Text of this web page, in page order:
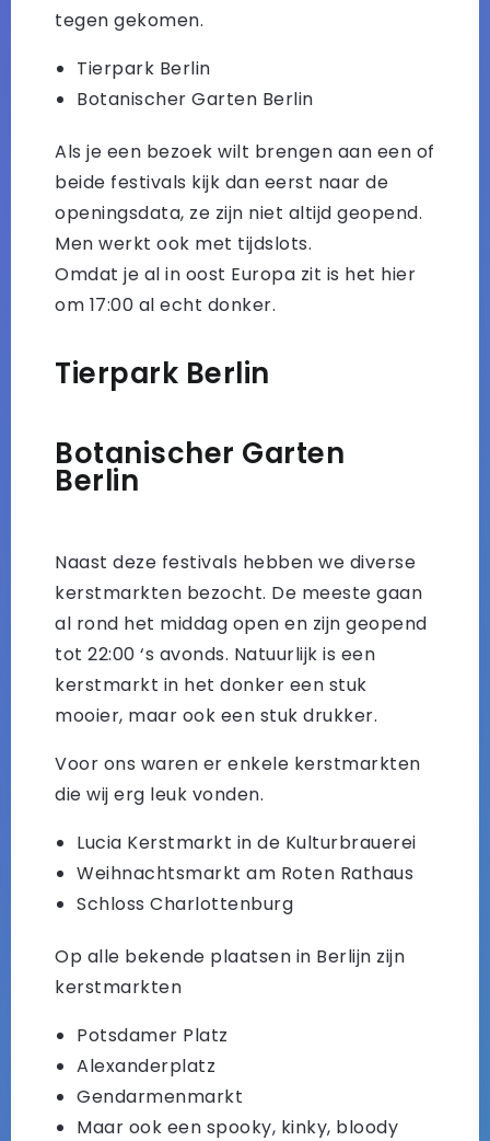
tegen gekomen.
Tierpark Berlin
Botanischer Garten Berlin
Als je een bezoek wilt brengen aan een of
beide festivals kijk dan eerst naar de
openingsdata, ze zijn niet altijd geopend.
Men werkt ook met tijdslots.
Omdat je al in oost Europa zit is het hier
om 17:00 al echt donker.
Tierpark Berlin
Botanischer Garten
Berlin
Naast deze festivals hebben we diverse
kerstmarkten bezocht. De meeste gaan
al rond het middag open en zijn geopend
tot 22:00 ‘s avonds. Natuurlijk is een
kerstmarkt in het donker een stuk
mooier, maar ook een stuk drukker.
Voor ons waren er enkele kerstmarkten
die wij erg leuk vonden.
Lucia Kerstmarkt in de Kulturbrauerei
Weihnachtsmarkt am Roten Rathaus
Schloss Charlottenburg
Op alle bekende plaatsen in Berlijn zijn
kerstmarkten
Potsdamer Platz
Alexanderplatz
Gendarmenmarkt
Maar ook een spooky, kinky, bloody